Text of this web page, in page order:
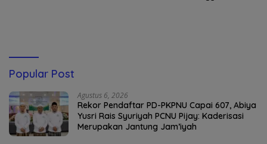
Popular Post
Agustus 6, 2026
Rekor Pendaftar PD-PKPNU Capai 607, Abiya
Yusri Rais Syuriyah PCNU Pijay: Kaderisasi
Merupakan Jantung Jam’iyah